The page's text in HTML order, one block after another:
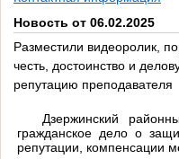
Новость от 06.02.2025
Разместили видеоролик,
честь, достоинство и
репутацию преподавателя
Дзержинский
гражданское дело о
репутации, компенсации